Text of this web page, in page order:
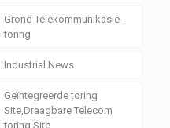
Grond Telekommunikasie-
toring
Industrial News
Geïntegreerde toring
Site,Draagbare Telecom
toring Site